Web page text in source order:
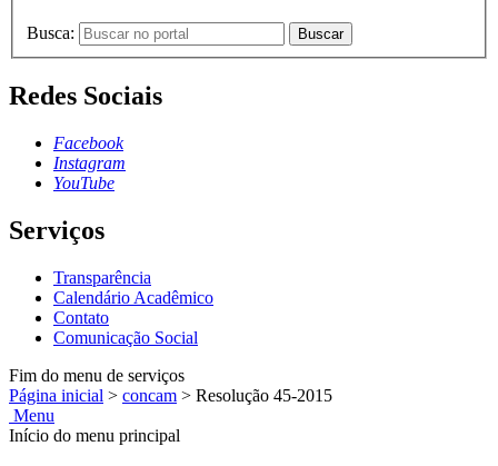
Busca: Buscar
Redes Sociais
Facebook
Instagram
YouTube
Serviços
Transparência
Calendário Acadêmico
Contato
Comunicação Social
Fim do menu de serviços
Página inicial > concam > Resolução 45-2015
Menu
Início do menu principal